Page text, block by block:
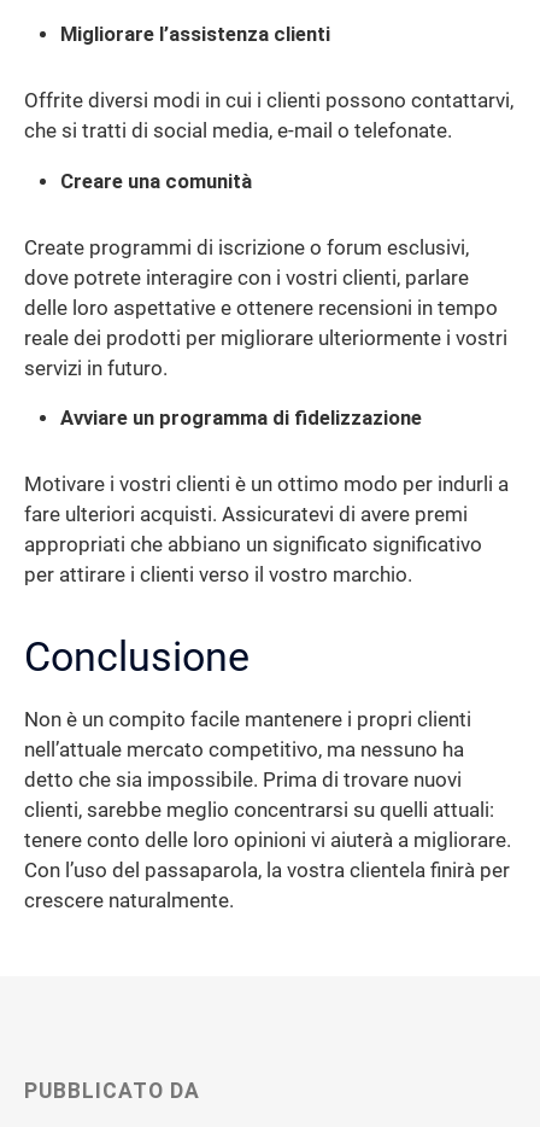
Migliorare l’assistenza clienti
Offrite diversi modi in cui i clienti possono contattarvi,
che si tratti di social media, e-mail o telefonate.
Creare una comunità
Create programmi di iscrizione o forum esclusivi,
dove potrete interagire con i vostri clienti, parlare
delle loro aspettative e ottenere recensioni in tempo
reale dei prodotti per migliorare ulteriormente i vostri
servizi in futuro.
Avviare un programma di fidelizzazione
Motivare i vostri clienti è un ottimo modo per indurli a
fare ulteriori acquisti. Assicuratevi di avere premi
appropriati che abbiano un significato significativo
per attirare i clienti verso il vostro marchio.
Conclusione
Non è un compito facile mantenere i propri clienti
nell’attuale mercato competitivo, ma nessuno ha
detto che sia impossibile. Prima di trovare nuovi
clienti, sarebbe meglio concentrarsi su quelli attuali:
tenere conto delle loro opinioni vi aiuterà a migliorare.
Con l’uso del passaparola, la vostra clientela finirà per
crescere naturalmente.
PUBBLICATO DA